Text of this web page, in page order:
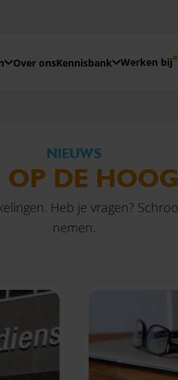
Over onsKennisbank Werken bij
NIEUWS
OP DE
Heb je vragen?
nemen.